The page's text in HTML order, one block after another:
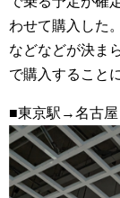
わせて購入した
などなどが決ま
で購入することに
■東京駅→名古屋